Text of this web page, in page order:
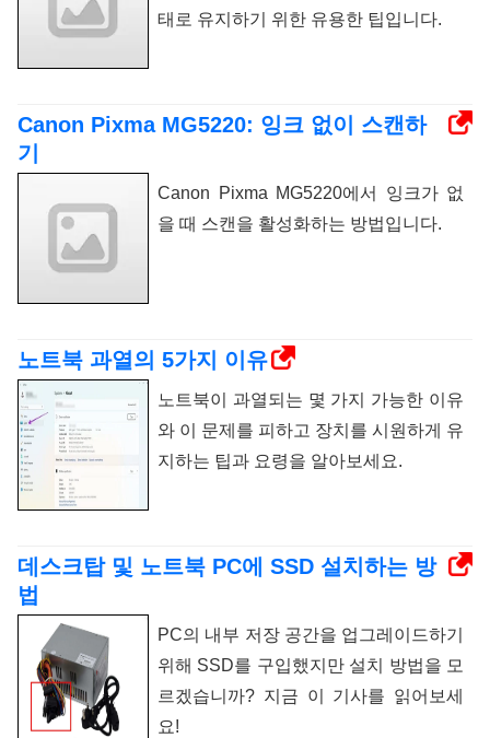
태로 유지하기 위한 유용한 팁입니다.
Canon Pixma MG5220: 잉크 없이 스캔하
기
Canon Pixma MG5220에서 잉크가 없
을 때 스캔을 활성화하는 방법입니다.
노트북 과열의 5가지 이유
노트북이 과열되는 몇 가지 가능한 이유
와 이 문제를 피하고 장치를 시원하게 유
지하는 팁과 요령을 알아보세요.
데스크탑 및 노트북 PC에 SSD 설치하는 방
법
PC의 내부 저장 공간을 업그레이드하기
위해 SSD를 구입했지만 설치 방법을 모
르겠습니까? 지금 이 기사를 읽어보세
요!